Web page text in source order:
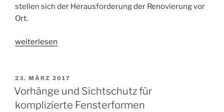
stellen sich der Herausforderung der Renovierung vor
Ort.
„Auf
wohnen
–
Tipps
weiterlesen
VERÖFFENTLICHT
AM
23. MÄRZ 2017
Vorhänge und Sichtschutz für
komplizierte Fensterformen